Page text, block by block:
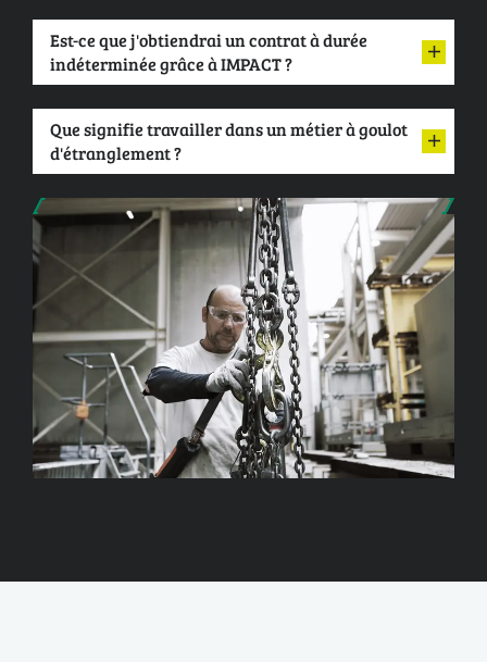
Est-ce que j'obtiendrai un contrat à durée
indéterminée grâce à IMPACT ?
Que signifie travailler dans un métier à goulot
d'étranglement ?